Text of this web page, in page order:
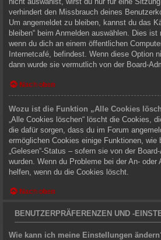
verhindert den Missbrauch deines
Um angemeldet zu bleiben, kannst du das
bleiben“ beim Anmelden auswählen. Dies
wenn du dich an einem öffentlichen
Internetcafé, befindest. Wenn diese Option
dann wurde sie vermutlich von der Board-
Nach oben
Wozu ist die Funktion „Alle Cookies
„Alle Cookies löschen“ löscht die Cookies,
die dafür sorgen, dass du im Forum
ermöglichen Cookies einige Funktionen, wie
„Gelesen“-Status – sofern sie von der
wurden. Wenn du Probleme bei der An- oder
helfen, wenn du die Cookies löscht.
Nach oben
BENUTZERPRÄFERENZEN UND -
Wie kann ich meine Einstellungen